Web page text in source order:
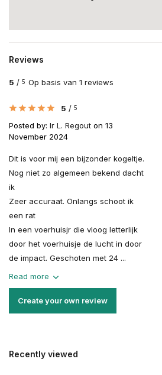
Reviews
5 / 5 Op basis van 1 reviews
5 / 5
Posted by: Ir L. Regout on 13
November 2024
Dit is voor mij een bijzonder kogeltje.
Nog niet zo algemeen bekend dacht
ik
Zeer accuraat. Onlangs schoot ik
een rat
In een voerhuisjr die vloog letterlijk
door het voerhuisje de lucht in door
de impact. Geschoten met 24 ...
Read more
Create your own review
Recently viewed